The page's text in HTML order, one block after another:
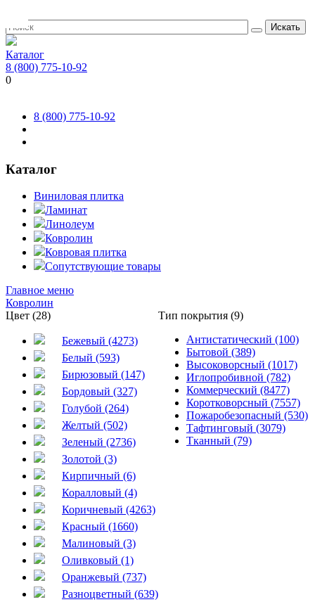
Искать
Каталог
8 (800) 775-10-92
0
8 (800) 775-10-92
Каталог
Виниловая плитка
Ламинат
Линолеум
Ковролин
Ковровая плитка
Сопутствующие товары
Главное меню
Ковролин
Цвет (28)
Бежевый (4273)
Белый (593)
Бирюзовый (147)
Бордовый (327)
Голубой (264)
Желтый (502)
Зеленый (2736)
Золотой (3)
Кирпичный (6)
Коралловый (4)
Коричневый (4263)
Красный (1660)
Малиновый (3)
Оливковый (1)
Оранжевый (737)
Разноцветный (639)
Тип покрытия (9)
Антистатический (100)
Бытовой (389)
Высоковорсный (1017)
Иглопробивной (782)
Коммерческий (8477)
Коротковорсный (7557)
Пожаробезопасный (530)
Тафтинговый (3079)
Тканный (79)